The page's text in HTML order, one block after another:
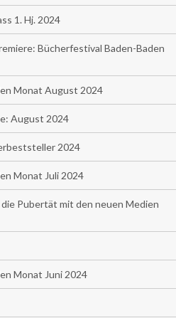
1. Hj. 2024
Bücherfestival Baden-Baden
Monat August 2024
August 2024
2024
Monat Juli 2024
Pubertät mit den neuen Medien
Monat Juni 2024